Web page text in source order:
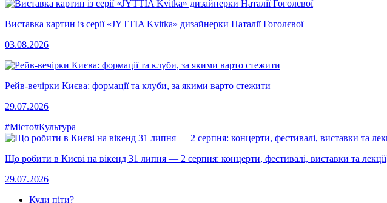
Виставка картин із серії «JYTTIA Kvitka» дизайнерки Наталії Гоголєвої
03.08.2026
Рейв-вечірки Києва: формації та клуби, за якими варто стежити
29.07.2026
#Місто#Культура
Що робити в Києві на вікенд 31 липня — 2 серпня: концерти, фестивалі, виставки та лекції
29.07.2026
Куди піти?